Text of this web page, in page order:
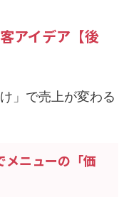
アイデア【後
」で売上が変わる
ニューの「価